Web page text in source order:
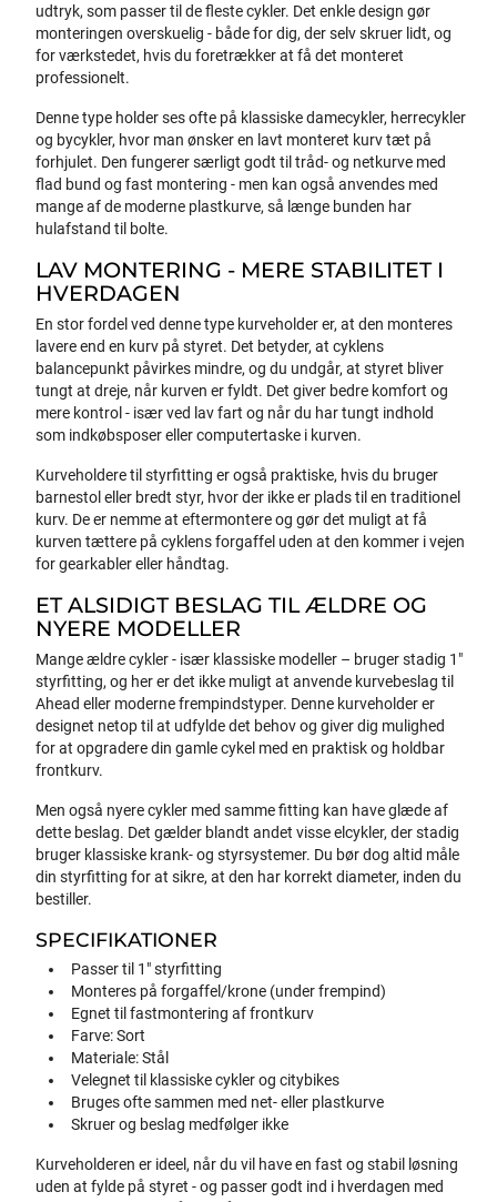
udtryk, som passer til de fleste cykler. Det enkle design gør
monteringen overskuelig - både for dig, der selv skruer lidt, og
for værkstedet, hvis du foretrækker at få det monteret
professionelt.
Denne type holder ses ofte på klassiske damecykler, herrecykler
og bycykler, hvor man ønsker en lavt monteret kurv tæt på
forhjulet. Den fungerer særligt godt til tråd- og netkurve med
flad bund og fast montering - men kan også anvendes med
mange af de moderne plastkurve, så længe bunden har
hulafstand til bolte.
LAV MONTERING - MERE STABILITET I
HVERDAGEN
En stor fordel ved denne type kurveholder er, at den monteres
lavere end en kurv på styret. Det betyder, at cyklens
balancepunkt påvirkes mindre, og du undgår, at styret bliver
tungt at dreje, når kurven er fyldt. Det giver bedre komfort og
mere kontrol - især ved lav fart og når du har tungt indhold
som indkøbsposer eller computertaske i kurven.
Kurveholdere til styrfitting er også praktiske, hvis du bruger
barnestol eller bredt styr, hvor der ikke er plads til en traditionel
kurv. De er nemme at eftermontere og gør det muligt at få
kurven tættere på cyklens forgaffel uden at den kommer i vejen
for gearkabler eller håndtag.
ET ALSIDIGT BESLAG TIL ÆLDRE OG
NYERE MODELLER
Mange ældre cykler - især klassiske modeller – bruger stadig 1"
styrfitting, og her er det ikke muligt at anvende kurvebeslag til
Ahead eller moderne frempindstyper. Denne kurveholder er
designet netop til at udfylde det behov og giver dig mulighed
for at opgradere din gamle cykel med en praktisk og holdbar
frontkurv.
Men også nyere cykler med samme fitting kan have glæde af
dette beslag. Det gælder blandt andet visse elcykler, der stadig
bruger klassiske krank- og styrsystemer. Du bør dog altid måle
din styrfitting for at sikre, at den har korrekt diameter, inden du
bestiller.
SPECIFIKATIONER
Passer til 1" styrfitting
Monteres på forgaffel/krone (under frempind)
Egnet til fastmontering af frontkurv
Farve: Sort
Materiale: Stål
Velegnet til klassiske cykler og citybikes
Bruges ofte sammen med net- eller plastkurve
Skruer og beslag medfølger ikke
Kurveholderen er ideel, når du vil have en fast og stabil løsning
uden at fylde på styret - og passer godt ind i hverdagen med